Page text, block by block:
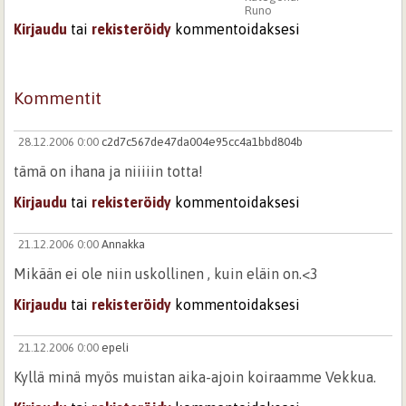
Runo
Kirjaudu tai rekisteröidy kommentoidaksesi
Kommentit
28.12.2006 0:00 c2d7c567de47da004e95cc4a1bbd804b
tämä on ihana ja niiiiin totta!
Kirjaudu tai rekisteröidy kommentoidaksesi
21.12.2006 0:00 Annakka
Mikään ei ole niin uskollinen , kuin eläin on.<3
Kirjaudu tai rekisteröidy kommentoidaksesi
21.12.2006 0:00 epeli
Kyllä minä myös muistan aika-ajoin koiraamme Vekkua.